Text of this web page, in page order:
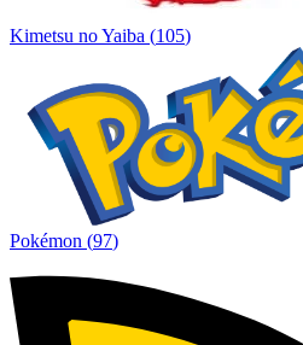
Kimetsu no Yaiba (105)
Pokémon (97)